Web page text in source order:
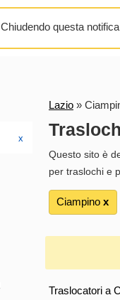
Chiudendo questa
х
Lazio »
Questo sito è
per traslochi e
Ciampino х
Traslocatori a